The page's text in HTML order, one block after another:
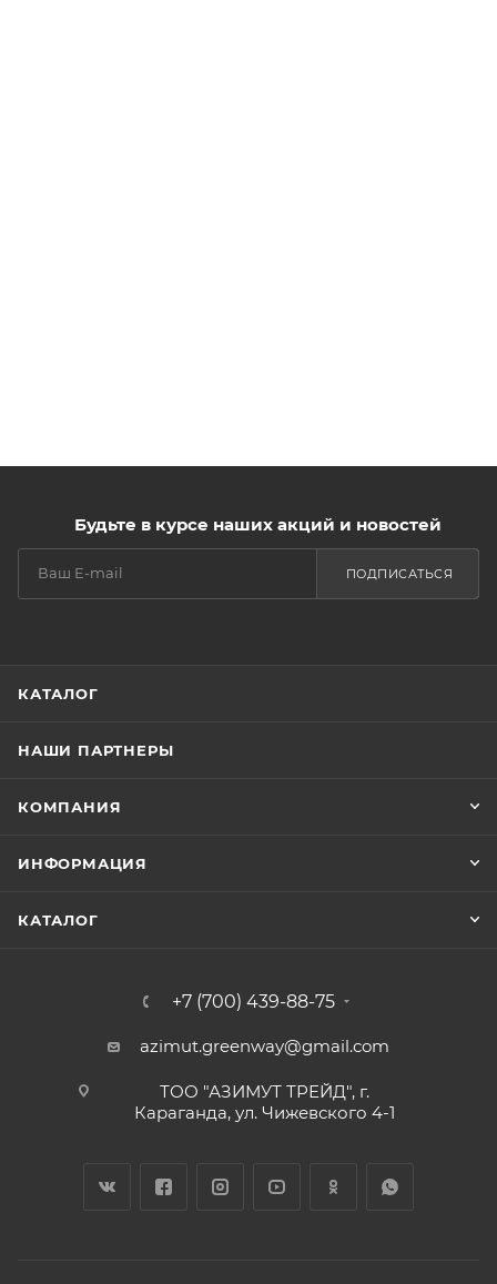
Будьте в курсе наших акций и новостей
ПОДПИСАТЬСЯ
КАТАЛОГ
НАШИ ПАРТНЕРЫ
КОМПАНИЯ
ИНФОРМАЦИЯ
КАТАЛОГ
+7 (700) 439-88-75
azimut.greenway@gmail.com
ТОО "АЗИМУТ ТРЕЙД", г.
Караганда, ул. Чижевского 4-1